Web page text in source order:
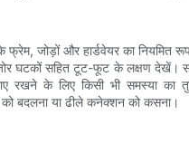
जोड़ों और हार्डवेयर का नियमित
घटकों सहित टूट-फूट के लक्षण देखें।
रखने के लिए किसी भी समस्या का
को बदलना या ढीले कनेक्शन को कसना।